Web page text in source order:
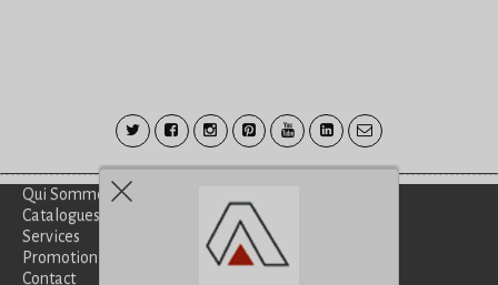
Qui Sommes-Nous?
Catalogues
Services
Promotion
Contact